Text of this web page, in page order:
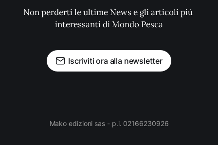
Non perderti le ultime News e gli articoli più
interessanti di Mondo Pesca
Iscriviti ora alla newsletter
Mako edizioni sas - p.i. 02166230926